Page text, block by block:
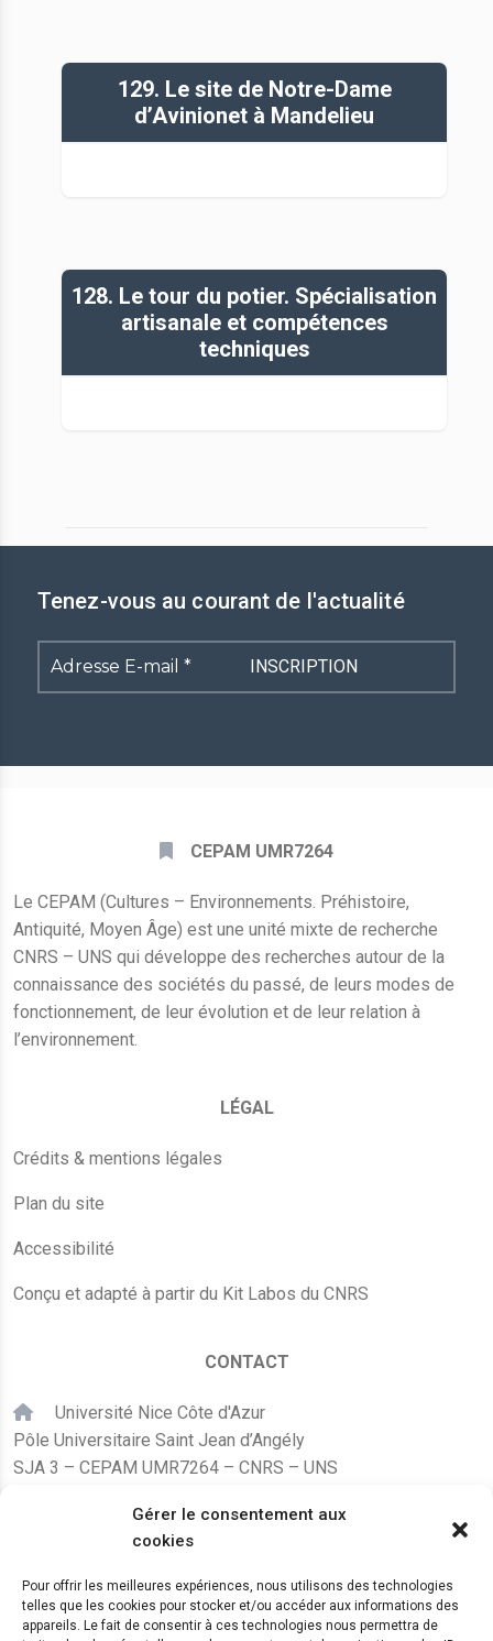
Gérer le consentement aux
cookies
Pour offrir les meilleures expériences, nous utilisons des technologies
telles que les cookies pour stocker et/ou accéder aux informations des
appareils. Le fait de consentir à ces technologies nous permettra de
129. Le site de Notre-Dame
d’Avinionet à Mandelieu
128. Le tour du potier. Spécialisation
artisanale et compétences
techniques
Tenez-vous au courant de l'actualité
Adresse
E-
CEPAM UMR7264
Le CEPAM (Cultures – Environnements. Préhistoire,
Antiquité, Moyen Âge) est une unité mixte de recherche
CNRS – UNS qui développe des recherches autour de la
connaissance des sociétés du passé, de leurs modes de
fonctionnement, de leur évolution et de leur relation à
l’environnement.
LÉGAL
Crédits & mentions légales
Plan du site
Accessibilité
Conçu et adapté à partir du Kit Labos du CNRS
CONTACT
Université Nice Côte d'Azur
Pôle Universitaire Saint Jean d’Angély
SJA 3 – CEPAM UMR7264 – CNRS – UNS
+33 (0)4 89 15 24 08